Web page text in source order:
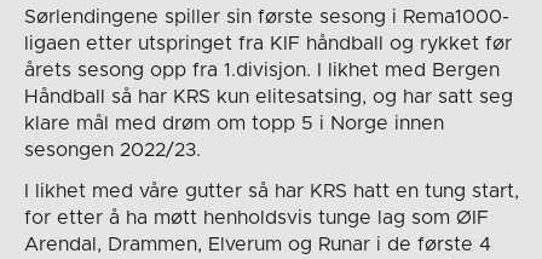
Sørlendingene spiller sin første sesong i Rema1000-
ligaen etter utspringet fra KIF håndball og rykket før
årets sesong opp fra 1.divisjon. I likhet med Bergen
Håndball så har KRS kun elitesatsing, og har satt seg
klare mål med drøm om topp 5 i Norge innen
sesongen 2022/23.
I likhet med våre gutter så har KRS hatt en tung start,
for etter å ha møtt henholdsvis tunge lag som ØIF
Arendal, Drammen, Elverum og Runar i de første 4